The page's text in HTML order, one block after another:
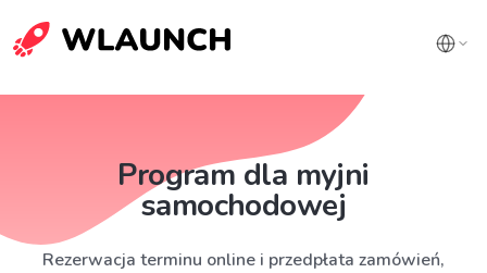
Program dla myjni
samochodowej
Rezerwacja terminu online i przedpłata zamówień,